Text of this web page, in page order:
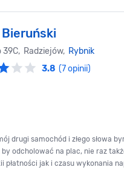
39C, Radziejów, Rybnik
3.8 (7 opinii)
drugi samochód i złego słowa
odcholować na plac, nie raz
jak i czasu wykonania